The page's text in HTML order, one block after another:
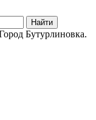
Найти
Бутурлиновка.